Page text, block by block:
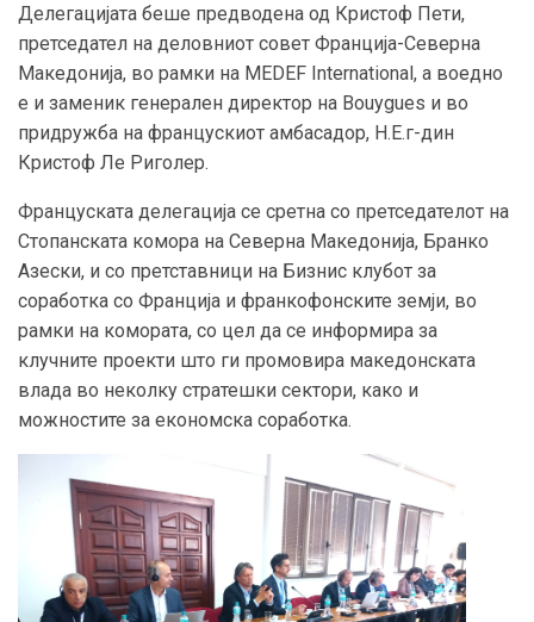
Делегацијата беше предводена од Кристоф Пети,
претседател на деловниот совет Франција-Северна
Македонија, во рамки на MEDEF International, а воедно
е и заменик генерален директор на Bouygues и во
придружба на францускиот амбасадор, Н.Е.г-дин
Кристоф Ле Риголер.
Француската делегација се сретна со претседателот на
Стопанската комора на Северна Македонија, Бранко
Азески, и со претставници на Бизнис клубот за
соработка со Франција и франкофонските земји, во
рамки на комората, со цел да се информира за
клучните проекти што ги промовира македонската
влада во неколку стратешки сектори, како и
можностите за економска соработка.